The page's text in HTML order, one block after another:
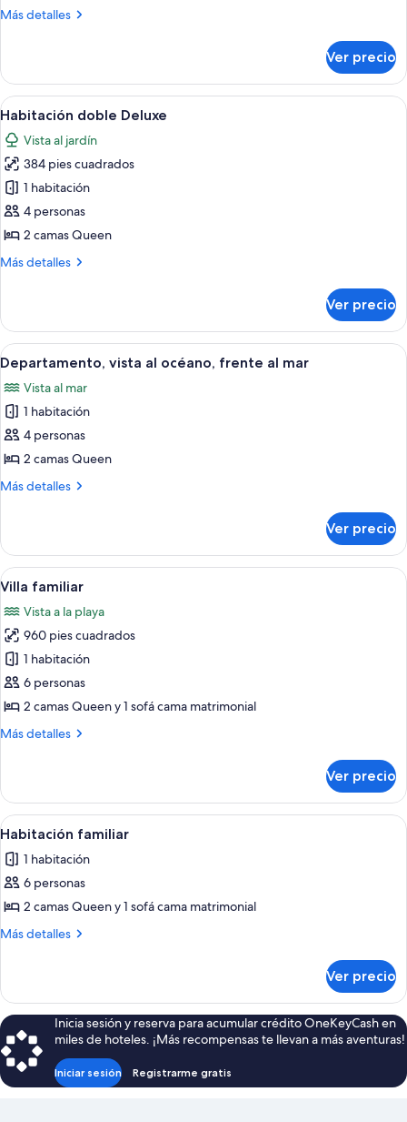
habitación,
parcial
al
océano
Más detalles
Más
superior,
habitación,
cocina,
vista
parcial
al
océano
Ver precio
Abrir
todas
las
fotos
de
Habitación
doble
Habitación de hotel con dos camas,
2
Habitación doble Deluxe
Vista al jardín
384 pies cuadrados
1 habitación
4 personas
2 camas Queen
Más detalles
Más
doble
Deluxe
Ver precio
Abrir
todas
las
fotos
de
Departamento,
vista
frente
al
mar
Una habitación de hotel con una
6
Departamento, vista al océano, frente al mar
Vista al mar
1 habitación
4 personas
2 camas Queen
Más detalles
Más
vista
al
océano,
al
mar
Ver precio
Abrir
todas
las
fotos
de
Villa
familiar
Una sala de estar moderna con un
4
Villa familiar
Vista a la playa
960 pies cuadrados
1 habitación
6 personas
2 camas Queen y 1 sofá cama matrimonial
Más detalles
Más
familiar
Ver precio
Abrir
todas
las
fotos
de
Habitación
Una habitación de hotel con dos
5
Habitación familiar
1 habitación
6 personas
2 camas Queen y 1 sofá cama matrimonial
Más detalles
Más
familiar
Ver precio
Inicia sesión y reserva para acumular crédito OneKeyCash en
miles de hoteles. ¡Más recompensas te llevan a más aventuras!
Iniciar sesión Registrarme gratis